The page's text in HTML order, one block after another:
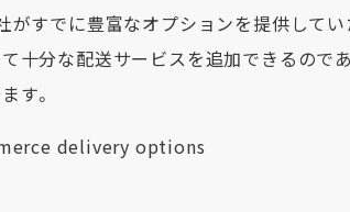
がすでに豊富なオプションを提供して
十分な配送サービスを追加できるので
す。